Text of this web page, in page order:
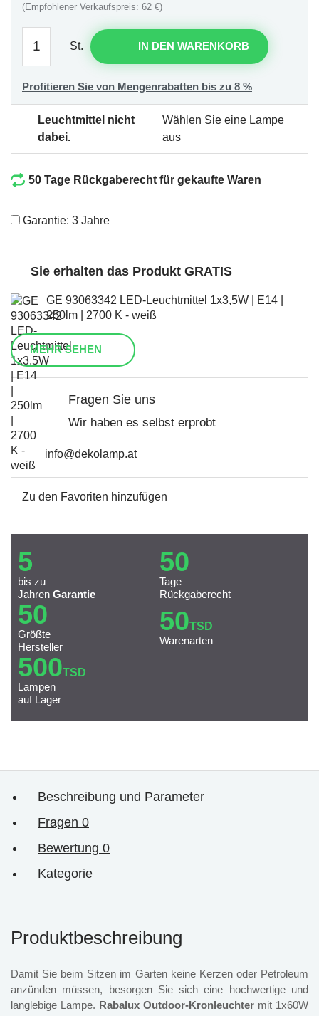
(Empfohlener Verkaufspreis: 62 €)
St. IN DEN WARENKORB
Profitieren Sie von Mengenrabatten bis zu 8 %
Leuchtmittel nicht
dabei.
Wählen Sie eine Lampe
aus
50 Tage Rückgaberecht für gekaufte Waren
Garantie: 3 Jahre
Sie erhalten das Produkt GRATIS
GE 93063342 LED-Leuchtmittel 1x3,5W | E14 |
250lm | 2700 K - weiß
MEHR SEHEN
Fragen Sie uns
Wir haben es selbst erprobt
info@dekolamp.at
Zu den Favoriten hinzufügen
5
bis zu
Jahren Garantie
50
Tage
Rückgaberecht
50
Größte
Hersteller
50TSD
Warenarten
500TSD
Lampen
auf Lager
Beschreibung und Parameter
Fragen 0
Bewertung 0
Kategorie
Produktbeschreibung
Damit Sie beim Sitzen im Garten keine Kerzen oder Petroleum
anzünden müssen, besorgen Sie sich eine hochwertige und
langlebige Lampe. Rabalux Outdoor-Kronleuchter mit 1x60W